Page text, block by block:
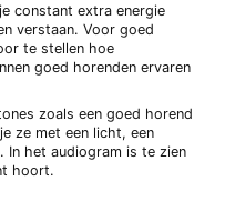
constant extra energie
verstaan. Voor goed
te stellen hoe
goed horenden ervaren
zoals een goed horend
ze met een licht, een
In het audiogram is te zien
hoort.